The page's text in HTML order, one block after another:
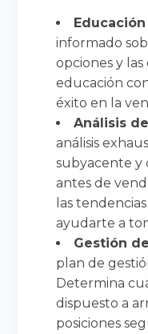
informado
opciones y
educación
éxito en la
Análisis
análisis
subyacente y
antes de
las
ayudarte a
Gestión
plan de
Determina
dispuesto a
posiciones